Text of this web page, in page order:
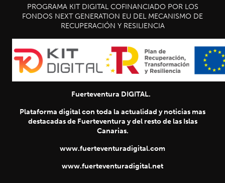
PROGRAMA KIT DIGITAL COFINANCIADO POR LOS
FONDOS NEXT GENERATION EU DEL MECANISMO DE
RECUPERACIÓN Y RESILIENCIA
Fuerteventura DIGITAL.
Plataforma digital con toda la actualidad y noticias mas
destacadas de Fuerteventura y del resto de las Islas
Canarias.
www.fuerteventuradigital.com
www.fuerteventuradigital.net